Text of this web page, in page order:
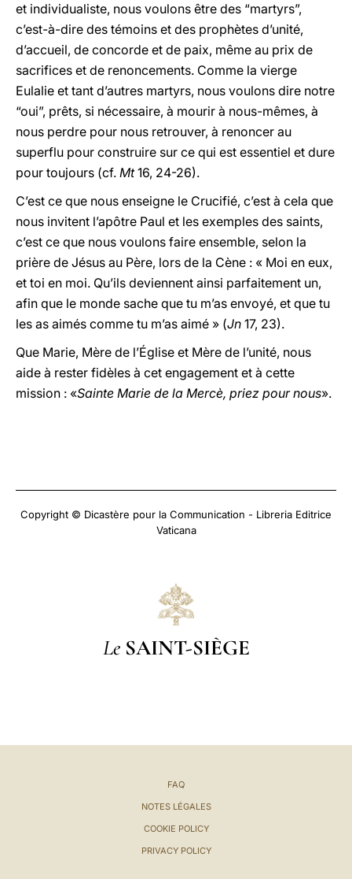
et individualiste, nous voulons être des “martyrs”,
c’est-à-dire des témoins et des prophètes d’unité,
d’accueil, de concorde et de paix, même au prix de
sacrifices et de renoncements. Comme la vierge
Eulalie et tant d’autres martyrs, nous voulons dire notre
“oui”, prêts, si nécessaire, à mourir à nous-mêmes, à
nous perdre pour nous retrouver, à renoncer au
superflu pour construire sur ce qui est essentiel et dure
pour toujours (cf. Mt16, 24-26).
C’est ce que nous enseigne le Crucifié, c’est à cela que
nous invitent l’apôtre Paul et les exemples des saints,
c’est ce que nous voulons faire ensemble, selon la
prière de Jésus au Père, lors de la Cène : « Moi en eux,
et toi en moi. Qu’ils deviennent ainsi parfaitement un,
afin que le monde sache que tu m’as envoyé, et que tu
les as aimés comme tu m’as aimé » (Jn 17, 23).
Que Marie, Mère de l’Église et Mère de l’unité, nous
aide à rester fidèles à cet engagement et à cette
mission : «Sainte Marie de la Mercè, priez pour nous».
Copyright © Dicastère pour la Communication - Libreria Editrice
Vaticana
Le SAINT-SIÈGE
FAQ
NOTES LÉGALES
COOKIE POLICY
PRIVACY POLICY